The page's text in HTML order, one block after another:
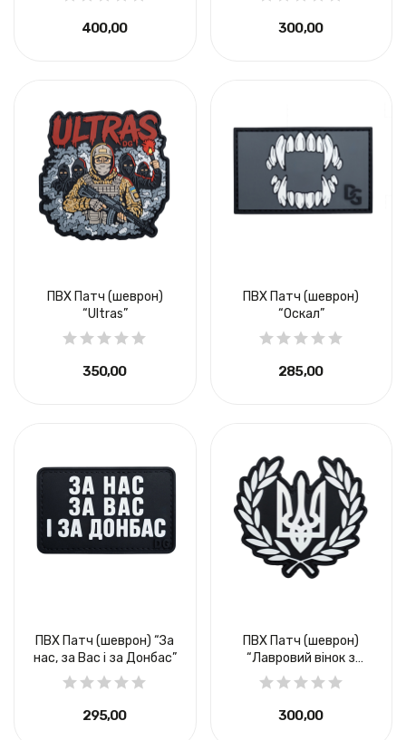
400,00 ₴ 300,00 ₴
ПВХ Патч (шеврон)
“Ultras”
350,00 ₴
ПВХ Патч (шеврон)
“Оскал”
285,00 ₴
ПВХ Патч (шеврон) “За
нас, за Вас і за Донбас”
295,00 ₴
ПВХ Патч (шеврон)
“Лавровий вінок з
тризубом”
300,00 ₴